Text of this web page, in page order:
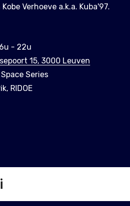
Verhoeve a.k.a. Kuba'97.
- 22u
15, 3000 Leuven
Series
RIDOE